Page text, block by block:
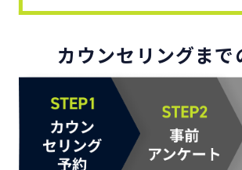
カウンセリングまで